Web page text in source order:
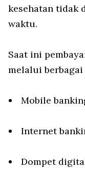
kesehatan tidak
waktu.
Saat ini
melalui
Mobile
Internet
Dompet